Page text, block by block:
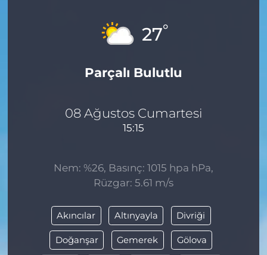
27°
Parçalı Bulutlu
08 Ağustos Cumartesi
15:15
Nem: %26, Basınç: 1015 hpa hPa,
Rüzgar: 5.61 m/s
Akıncılar Altınyayla Divriği
Doğanşar Gemerek Gölova
Topluluk Kuralları
Yayın İlkeleri